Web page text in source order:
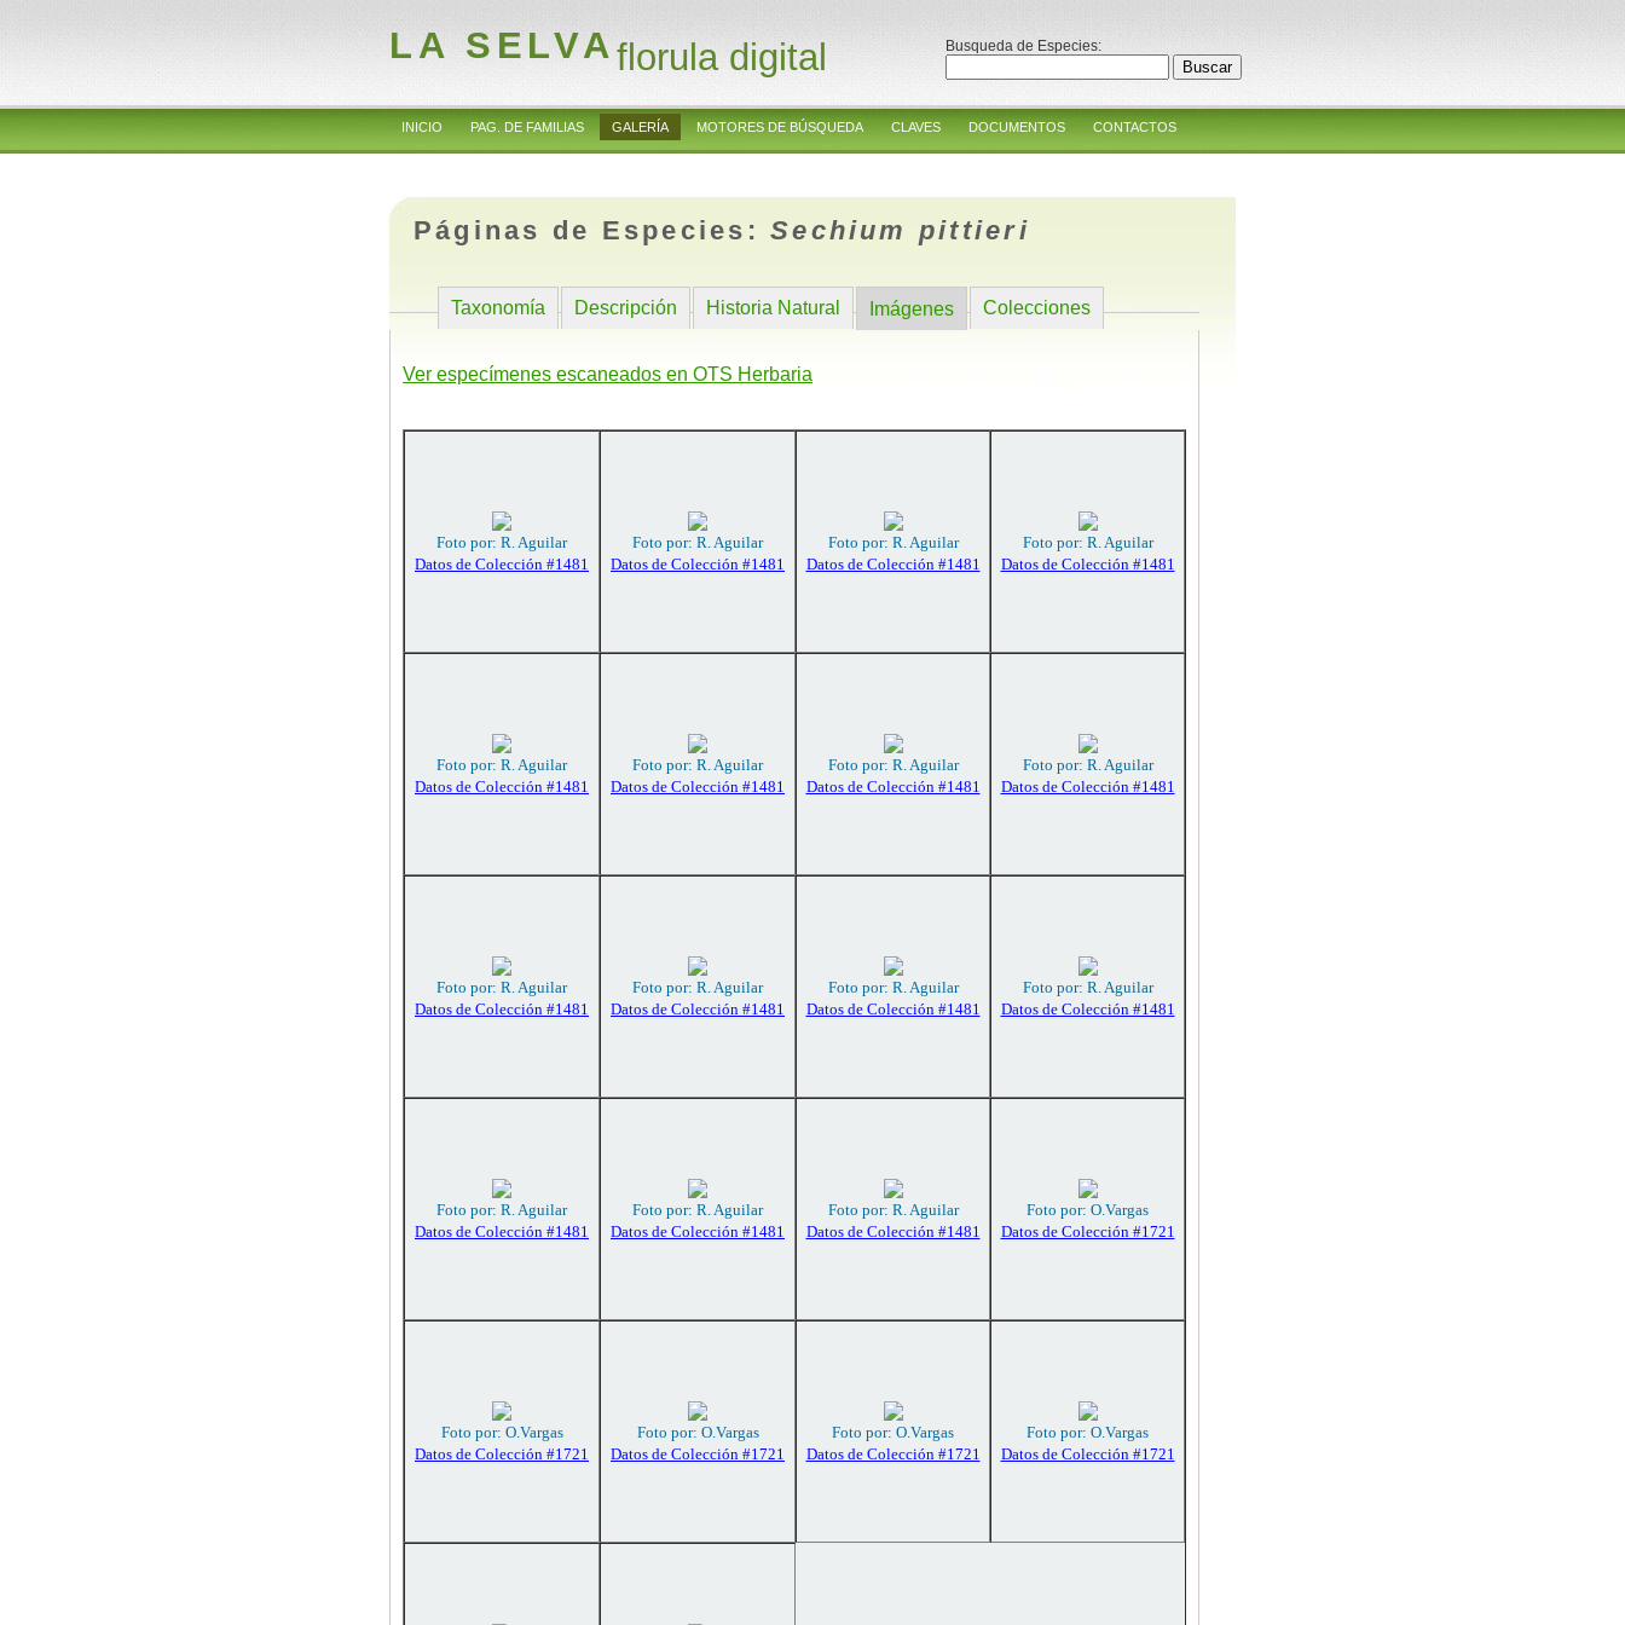
LA SELVAflorula digital Busqueda de Especies:
INICIO PAG. DE FAMILIAS GALERÍA MOTORES DE BÚSQUEDA CLAVES DOCUMENTOS CONTACTOS
Páginas de Especies:Sechium pittieri
Taxonomía Descripción Historia Natural Imágenes Colecciones
Ver especímenes escaneados en OTS Herbaria
Foto por: R. Aguilar
Datos de Colección #1481
Foto por: R. Aguilar
Datos de Colección #1481
Foto por: R. Aguilar
Datos de Colección #1481
Foto por: R. Aguilar
Datos de Colección #1481
Foto por: R. Aguilar
Datos de Colección #1481
Foto por: R. Aguilar
Datos de Colección #1481
Foto por: R. Aguilar
Datos de Colección #1481
Foto por: R. Aguilar
Datos de Colección #1481
Foto por: R. Aguilar
Datos de Colección #1481
Foto por: R. Aguilar
Datos de Colección #1481
Foto por: R. Aguilar
Datos de Colección #1481
Foto por: R. Aguilar
Datos de Colección #1481
Foto por: R. Aguilar
Datos de Colección #1481
Foto por: R. Aguilar
Datos de Colección #1481
Foto por: R. Aguilar
Datos de Colección #1481
Foto por: O.Vargas
Datos de Colección #1721
Foto por: O.Vargas
Datos de Colección #1721
Foto por: O.Vargas
Datos de Colección #1721
Foto por: O.Vargas
Datos de Colección #1721
Foto por: O.Vargas
Datos de Colección #1721